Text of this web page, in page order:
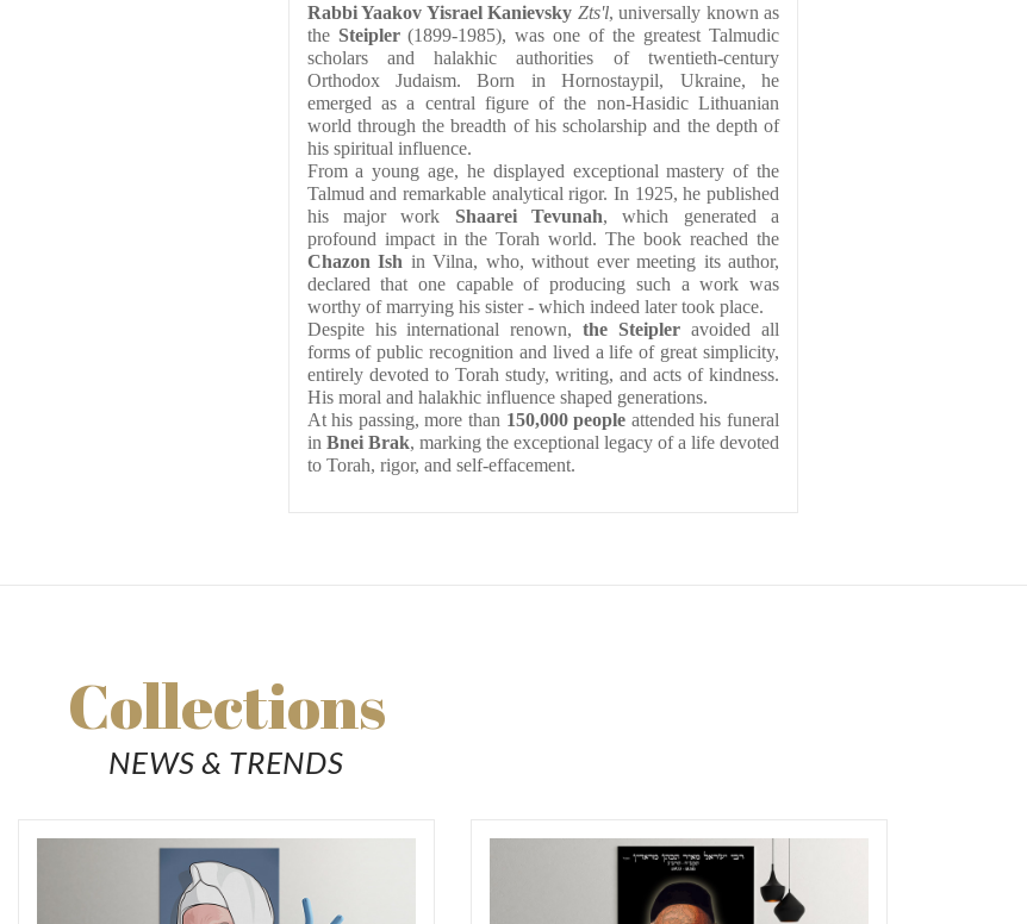
Rabbi Yaakov Yisrael Kanievsky Zts'l, universally known as
the Steipler (1899-1985), was one of the greatest Talmudic
scholars and halakhic authorities of twentieth-century
Orthodox Judaism. Born in Hornostaypil, Ukraine, he
emerged as a central figure of the non-Hasidic Lithuanian
world through the breadth of his scholarship and the depth of
his spiritual influence.
From a young age, he displayed exceptional mastery of the
Talmud and remarkable analytical rigor. In 1925, he published
his major work Shaarei Tevunah, which generated a
profound impact in the Torah world. The book reached the
Chazon Ish in Vilna, who, without ever meeting its author,
declared that one capable of producing such a work was
worthy of marrying his sister - which indeed later took place.
Despite his international renown, the Steipler avoided all
forms of public recognition and lived a life of great simplicity,
entirely devoted to Torah study, writing, and acts of kindness.
His moral and halakhic influence shaped generations.
At his passing, more than 150,000 people attended his funeral
in Bnei Brak, marking the exceptional legacy of a life devoted
to Torah, rigor, and self-effacement.
Collections
NEWS & TRENDS